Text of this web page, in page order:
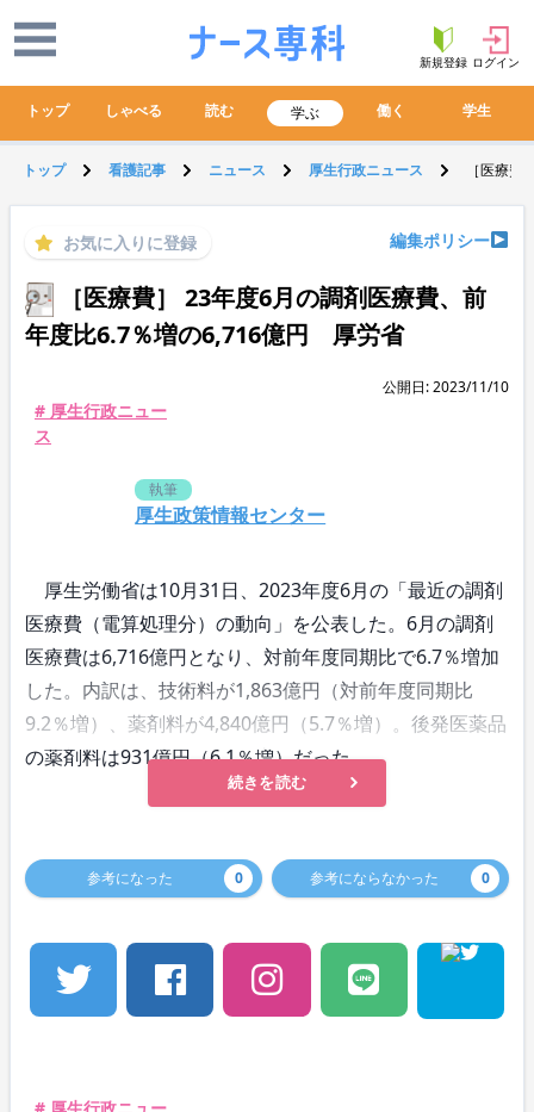
新規登録 ログイン
トップ しゃべる 読む 学ぶ 働く 学生
トップ 看護記事 ニュース 厚生行政ニュース ［医療
お気に入りに登録 編集ポリシー
［医療費］ 23年度6月の調剤医療費、前
年度比6.7％増の6,716億円 厚労省
公開日: 2023/11/10
# 厚生行政ニュー
ス
執筆
厚生政策情報センター
厚生労働省は10月31日、2023年度6月の「最近の調剤
医療費（電算処理分）の動向」を公表した。6月の調剤
医療費は6,716億円となり、対前年度同期比で6.7％増加
した。内訳は、技術料が1,863億円（対前年度同期比
9.2％増）、薬剤料が4,840億円（5.7％増）。後発医薬品
の薬剤料は931億円（6.1％増）だった。
続きを読む
参考になった 0 参考にならなかった 0